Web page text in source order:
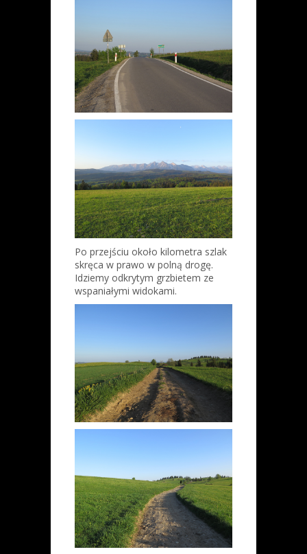
Po przejściu około kilometra szlak
skręca w prawo w polną drogę.
Idziemy odkrytym grzbietem ze
wspaniałymi widokami.